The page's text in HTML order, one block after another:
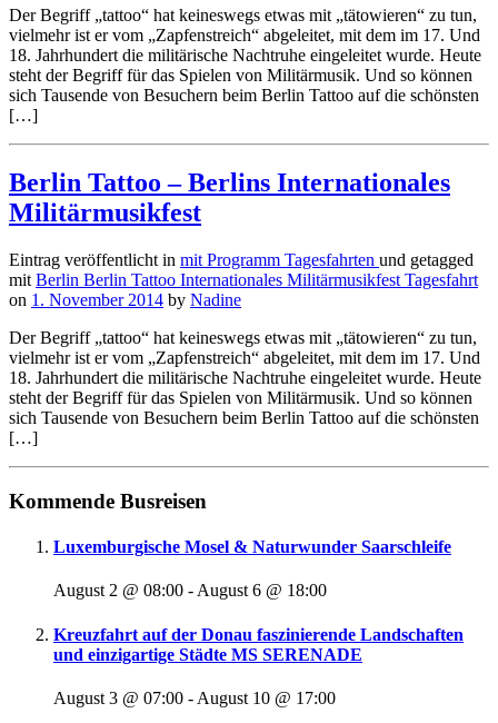
Der Begriff „tattoo“ hat keineswegs etwas mit „tätowieren“ zu tun,
vielmehr ist er vom „Zapfenstreich“ abgeleitet, mit dem im 17. Und
18. Jahrhundert die militärische Nachtruhe eingeleitet wurde. Heute
steht der Begriff für das Spielen von Militärmusik. Und so können
sich Tausende von Besuchern beim Berlin Tattoo auf die schönsten
[…]
Berlin Tattoo – Berlins Internationales
Militärmusikfest
Eintrag veröffentlicht in mit Programm Tagesfahrten und getagged
mit Berlin Berlin Tattoo Internationales Militärmusikfest Tagesfahrt
on 1. November 2014 by Nadine
Der Begriff „tattoo“ hat keineswegs etwas mit „tätowieren“ zu tun,
vielmehr ist er vom „Zapfenstreich“ abgeleitet, mit dem im 17. Und
18. Jahrhundert die militärische Nachtruhe eingeleitet wurde. Heute
steht der Begriff für das Spielen von Militärmusik. Und so können
sich Tausende von Besuchern beim Berlin Tattoo auf die schönsten
[…]
Kommende Busreisen
Luxemburgische Mosel & Naturwunder Saarschleife
August 2 @ 08:00 -August 6 @ 18:00
Kreuzfahrt auf der Donau faszinierende Landschaften
und einzigartige Städte MS SERENADE
August 3 @ 07:00 - August 10 @ 17:00